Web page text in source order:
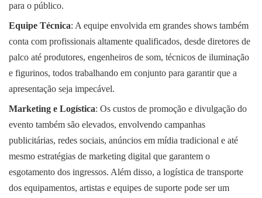
para o público.
Equipe Técnica: A equipe envolvida em grandes shows também
conta com profissionais altamente qualificados, desde diretores de
palco até produtores, engenheiros de som, técnicos de iluminação
e figurinos, todos trabalhando em conjunto para garantir que a
apresentação seja impecável.
Marketing e Logística: Os custos de promoção e divulgação do
evento também são elevados, envolvendo campanhas
publicitárias, redes sociais, anúncios em mídia tradicional e até
mesmo estratégias de marketing digital que garantem o
esgotamento dos ingressos. Além disso, a logística de transporte
dos equipamentos, artistas e equipes de suporte pode ser um